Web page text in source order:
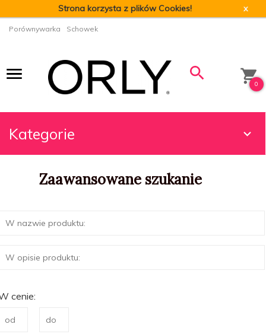
Strona korzysta z plików Cookies! x
Porównywarka Schowek
0
Kategorie
Zaawansowane szukanie
cenie: